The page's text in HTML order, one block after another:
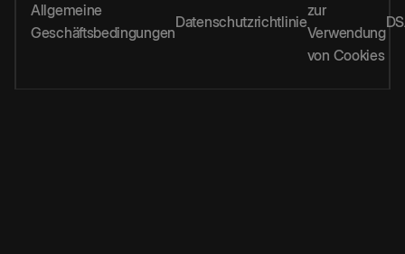
Allgemeine
Geschäftsbedingungen
Datenschutzrichtlinie
zur
Verwendung
von Cookies